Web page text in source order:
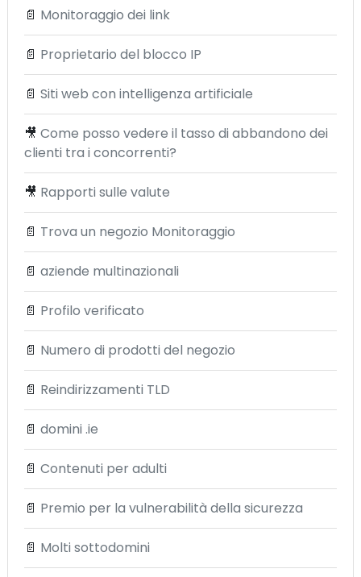
📄 Monitoraggio dei link
📄 Proprietario del blocco IP
📄 Siti web con intelligenza artificiale
🎥 Come posso vedere il tasso di abbandono dei
clienti tra i concorrenti?
🎥 Rapporti sulle valute
📄 Trova un negozio Monitoraggio
📄 aziende multinazionali
📄 Profilo verificato
📄 Numero di prodotti del negozio
📄 Reindirizzamenti TLD
📄 domini .ie
📄 Contenuti per adulti
📄 Premio per la vulnerabilità della sicurezza
📄 Molti sottodomini